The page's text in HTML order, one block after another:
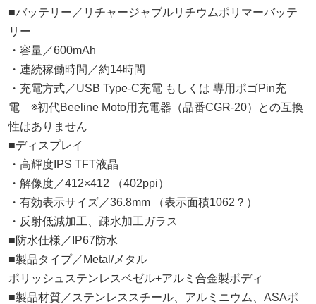
■バッテリー／リチャージャブルリチウムポリマーバッテ
リー
・容量／600mAh
・連続稼働時間／約14時間
・充電方式／USB Type-C充電 もしくは 専用ポゴPin充
電 ※初代Beeline Moto用充電器（品番CGR-20）との互換
性はありません
■ディスプレイ
・高輝度IPS TFT液晶
・解像度／412×412 （402ppi）
・有効表示サイズ／36.8mm （表示面積1062？）
・反射低減加工、疎水加工ガラス
■防水仕様／IP67防水
■製品タイプ／Metal/メタル
ポリッシュステンレスベゼル+アルミ合金製ボディ
■製品材質／ステンレススチール、アルミニウム、ASAポ